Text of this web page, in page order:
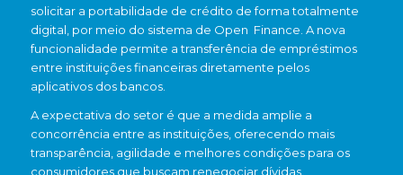
solicitar a portabilidade de crédito de forma totalmente
digital, por meio do sistema de Open Finance. A nova
funcionalidade permite a transferência de empréstimos
entre instituições financeiras diretamente pelos
aplicativos dos bancos.
A expectativa do setor é que a medida amplie a
concorrência entre as instituições, oferecendo mais
transparência, agilidade e melhores condições para os
consumidores que buscam renegociar dívidas.